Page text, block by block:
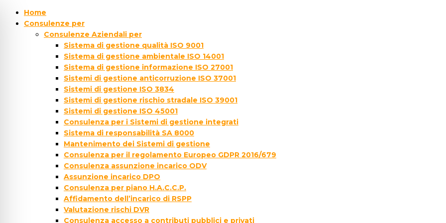
Home
Consulenze per
Consulenze Aziendali per
Sistema di gestione qualità ISO 9001
Sistema di gestione ambientale ISO 14001
Sistema di gestione informazione ISO 27001
Sistemi di gestione anticorruzione ISO 37001
Sistemi di gestione ISO 3834
Sistemi di gestione rischio stradale ISO 39001
Sistemi di gestione ISO 45001
Consulenza per i Sistemi di gestione integrati
Sistema di responsabilità SA 8000
Mantenimento dei Sistemi di gestione
Consulenza per il regolamento Europeo GDPR 2016/679
Consulenza assunzione incarico ODV
Assunzione incarico DPO
Consulenza per piano H.A.C.C.P.
Affidamento dell’incarico di RSPP
Valutazione rischi DVR
Consulenza accesso a contributi pubblici e privati